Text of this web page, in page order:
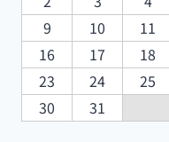
9
10 11
16
17 18
23
24 25
30
31